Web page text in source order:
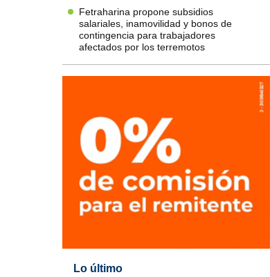
Fetraharina propone subsidios
salariales, inamovilidad y bonos de
contingencia para trabajadores
afectados por los terremotos
Lo último